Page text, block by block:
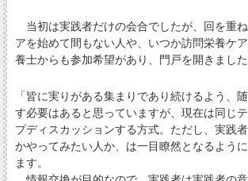
当初は実践者だけの会合でしたが、回を重
アを始めて間もない人や、いつか訪問栄養ケ
養士からも参加希望があり、門戸を開きました
「皆に実りがある集まりであり続けるよう、
す必要はあると思っていますが、現在は同じ
プディスカッションする方式。ただし、実践
かやってみたい人か、は一目瞭然となるよう
ます。